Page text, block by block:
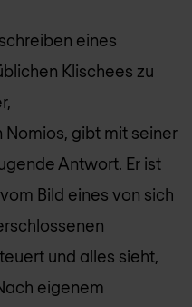
eines
Klischees zu
gibt mit seiner
Antwort. Er ist
Bild eines von sich
und alles sieht,
eigenem